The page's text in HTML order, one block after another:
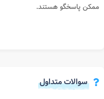
ممکن پاسخگو هستند.
سوالات متداول